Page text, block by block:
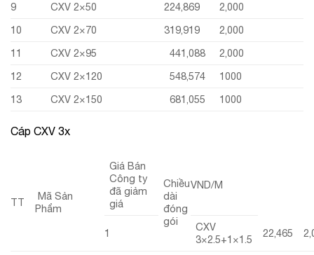
9
CXV 2×50 224,869
2,000
10
CXV 2×70 319,919
2,000
11
CXV 2×95 441,088
2,000
12
CXV 2×120 548,574
1000
13
CXV 2×150 681,055 1000
Cáp CXV 3x
TT
Mã Sản
Phẩm
Giá Bán
Công ty
đã giảm
giá
Chiều
dài
đóng
gói
VND/M
1
CXV
3×2.5+1×1.5
22,465